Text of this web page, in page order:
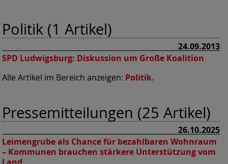
Politik (1 Artikel)
24.09.2013
SPD Ludwigsburg: Diskussion um Große Koalition
Alle Artikel im Bereich anzeigen: Politik.
Pressemitteilungen (25 Artikel)
26.10.2025
Leimengrube als Chance für bezahlbaren Wohnraum
– Kommunen brauchen stärkere Unterstützung vom